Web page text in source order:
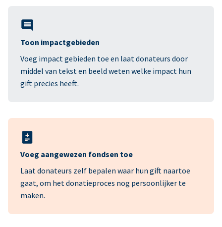
Toon impactgebieden
Voeg impact gebieden toe en laat donateurs door
middel van tekst en beeld weten welke impact hun
gift precies heeft.
Voeg aangewezen fondsen toe
Laat donateurs zelf bepalen waar hun gift naartoe
gaat, om het donatieproces nog persoonlijker te
maken.